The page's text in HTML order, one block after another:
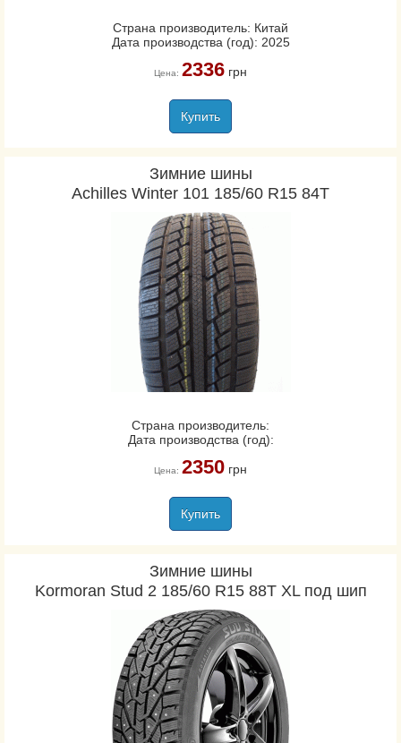
Страна производитель: Китай
Дата производства (год): 2025
Цена: 2336грн
Купить
Зимние шины
Achilles Winter 101 185/60 R15 84T
Страна производитель:
Дата производства (год):
Цена: 2350грн
Купить
Зимние шины
Kormoran Stud 2 185/60 R15 88T XL под шип